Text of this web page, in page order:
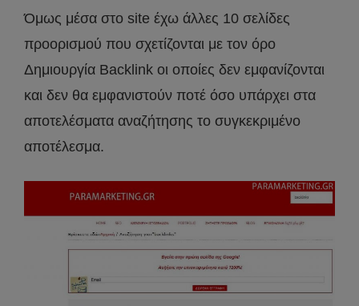
Όμως μέσα στο site έχω άλλες 10 σελίδες
προορισμού που σχετίζονται με τον όρο
Δημιουργία Backlink οι οποίες δεν εμφανίζονται
και δεν θα εμφανιστούν ποτέ όσο υπάρχει στα
αποτελέσματα αναζήτησης το συγκεκριμένο
αποτέλεσμα.